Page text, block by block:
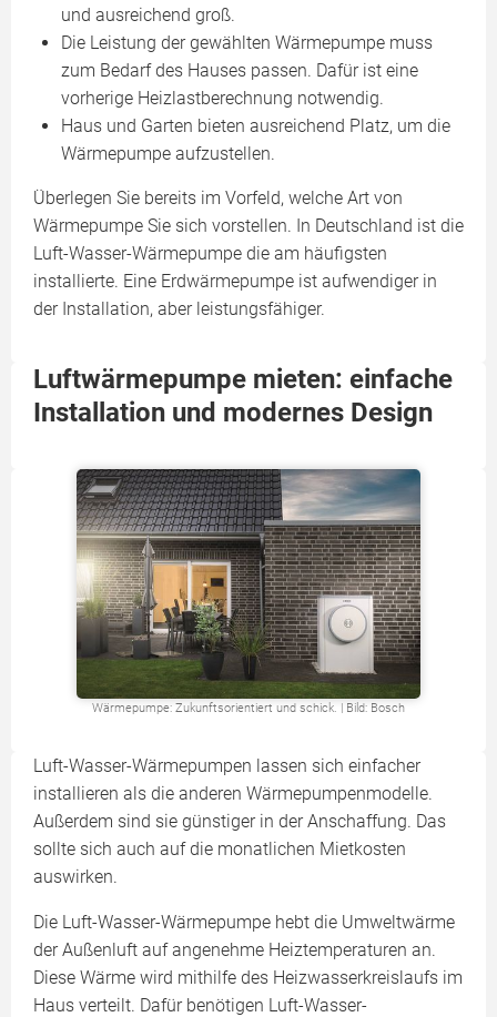
und ausreichend groß.
Die Leistung der gewählten Wärmepumpe muss
zum Bedarf des Hauses passen. Dafür ist eine
vorherige Heizlastberechnung notwendig.
Haus und Garten bieten ausreichend Platz, um die
Wärmepumpe aufzustellen.
Überlegen Sie bereits im Vorfeld, welche Art von
Wärmepumpe Sie sich vorstellen. In Deutschland ist die
Luft-Wasser-Wärmepumpe die am häufigsten
installierte. Eine Erdwärmepumpe ist aufwendiger in
der Installation, aber leistungsfähiger.
Luftwärmepumpe mieten: einfache
Installation und modernes Design
Wärmepumpe: Zukunftsorientiert und schick. | Bild: Bosch
Luft-Wasser-Wärmepumpen lassen sich einfacher
installieren als die anderen Wärmepumpenmodelle.
Außerdem sind sie günstiger in der Anschaffung. Das
sollte sich auch auf die monatlichen Mietkosten
auswirken.
Die Luft-Wasser-Wärmepumpe hebt die Umweltwärme
der Außenluft auf angenehme Heiztemperaturen an.
Diese Wärme wird mithilfe des Heizwasserkreislaufs im
Haus verteilt. Dafür benötigen Luft-Wasser-